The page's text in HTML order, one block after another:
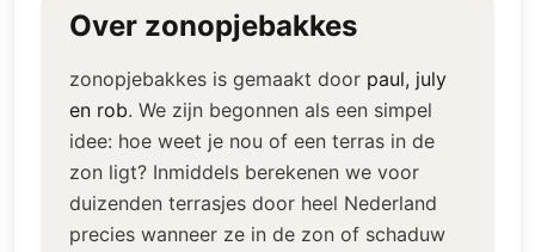
Over zonopjebakkes
zonopjebakkes is gemaakt door paul, july
en rob. We zijn begonnen als een simpel
idee: hoe weet je nou of een terras in de
zon ligt? Inmiddels berekenen we voor
duizenden terrasjes door heel Nederland
precies wanneer ze in de zon of schaduw